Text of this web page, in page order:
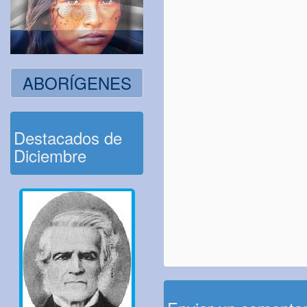
ABORÍGENES
Destacados de
Diciembre